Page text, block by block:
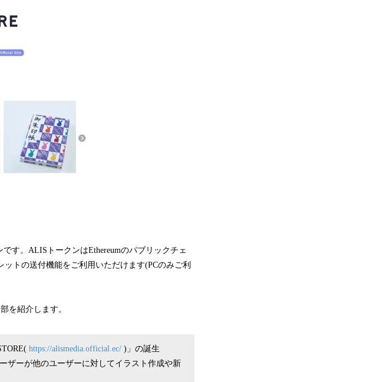
す。ALISトークンはEthereumのパブリックチェ
トの送付機能をご利用いただけます(PCのみご利
を紹介します。
https://alismedia.official.ec/ )」の誕生
ザーが他のユーザーに対してイラスト作成や新